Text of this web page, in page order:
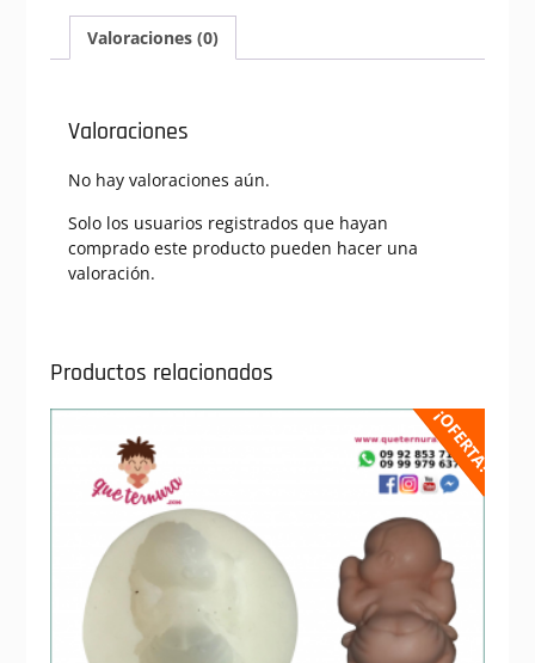
Valoraciones (0)
Valoraciones
No hay valoraciones aún.
Solo los usuarios registrados que hayan
comprado este producto pueden hacer una
valoración.
Productos relacionados
¡OFERTA!